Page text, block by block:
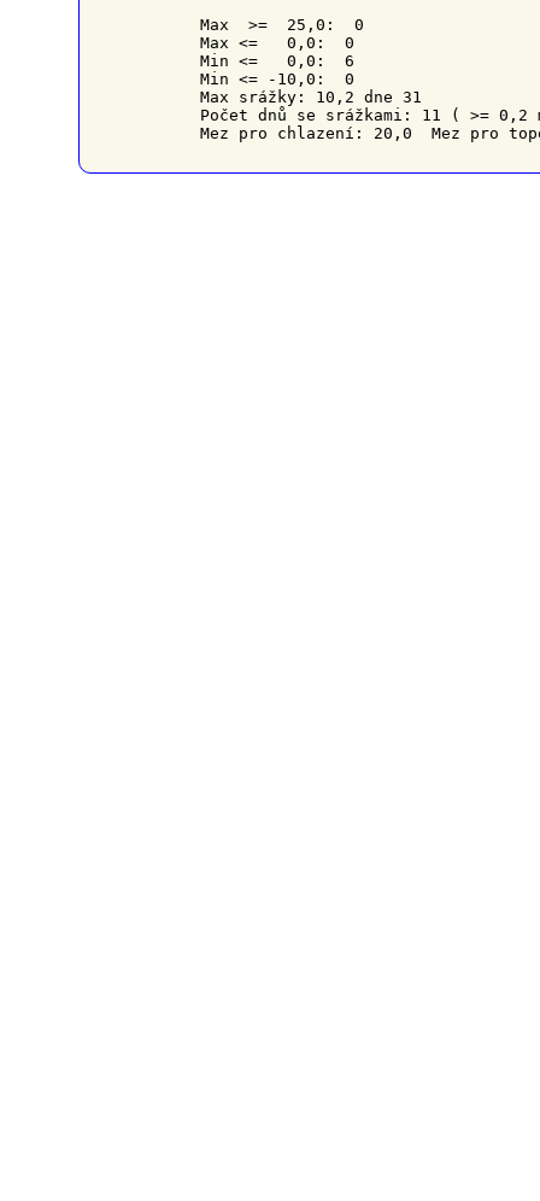
Max  >=  25,0:  0
Max <=   0,0:  0
Min <=   0,0:  6
Min <= -10,0:  0
Max srážky: 10,2 dne 31
Počet dnů se srážkami: 11 ( >= 0,2